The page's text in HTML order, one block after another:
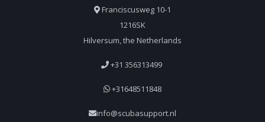
Franciscusweg 10-1
1216SK
Hilversum, the Netherlands
+31 356313499
+31648511848
info@scubasupport.nl